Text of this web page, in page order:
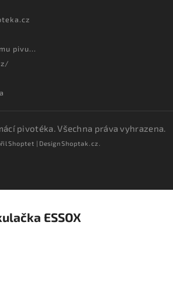
pivu...
pivotéka. Všechna práva vyhrazena.
Shoptet | DesignShoptak.cz.
ESSOX